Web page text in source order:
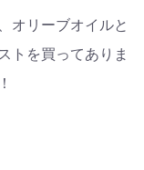
オリーブオイルと
トを買ってありま